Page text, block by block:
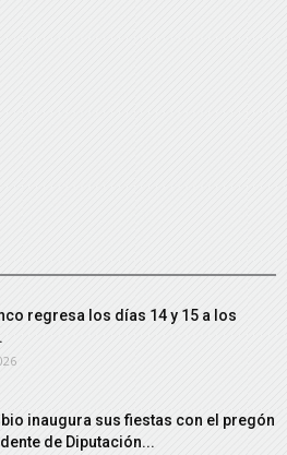
regresa los días 14 y 15 a los
inaugura sus fiestas con el pregón
de Diputación...